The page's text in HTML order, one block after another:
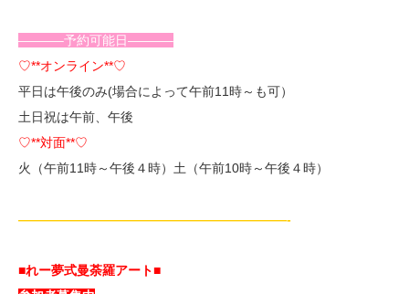
———–予約可能日———–
♡**オンライン**♡
平日は午後のみ(場合によって午前11時～も可）
土日祝は午前、午後
♡**対面**♡
火（午前11時～午後４時）土（午前10時～午後４時）
—————————————————————-
■れー夢式曼荼羅アート■